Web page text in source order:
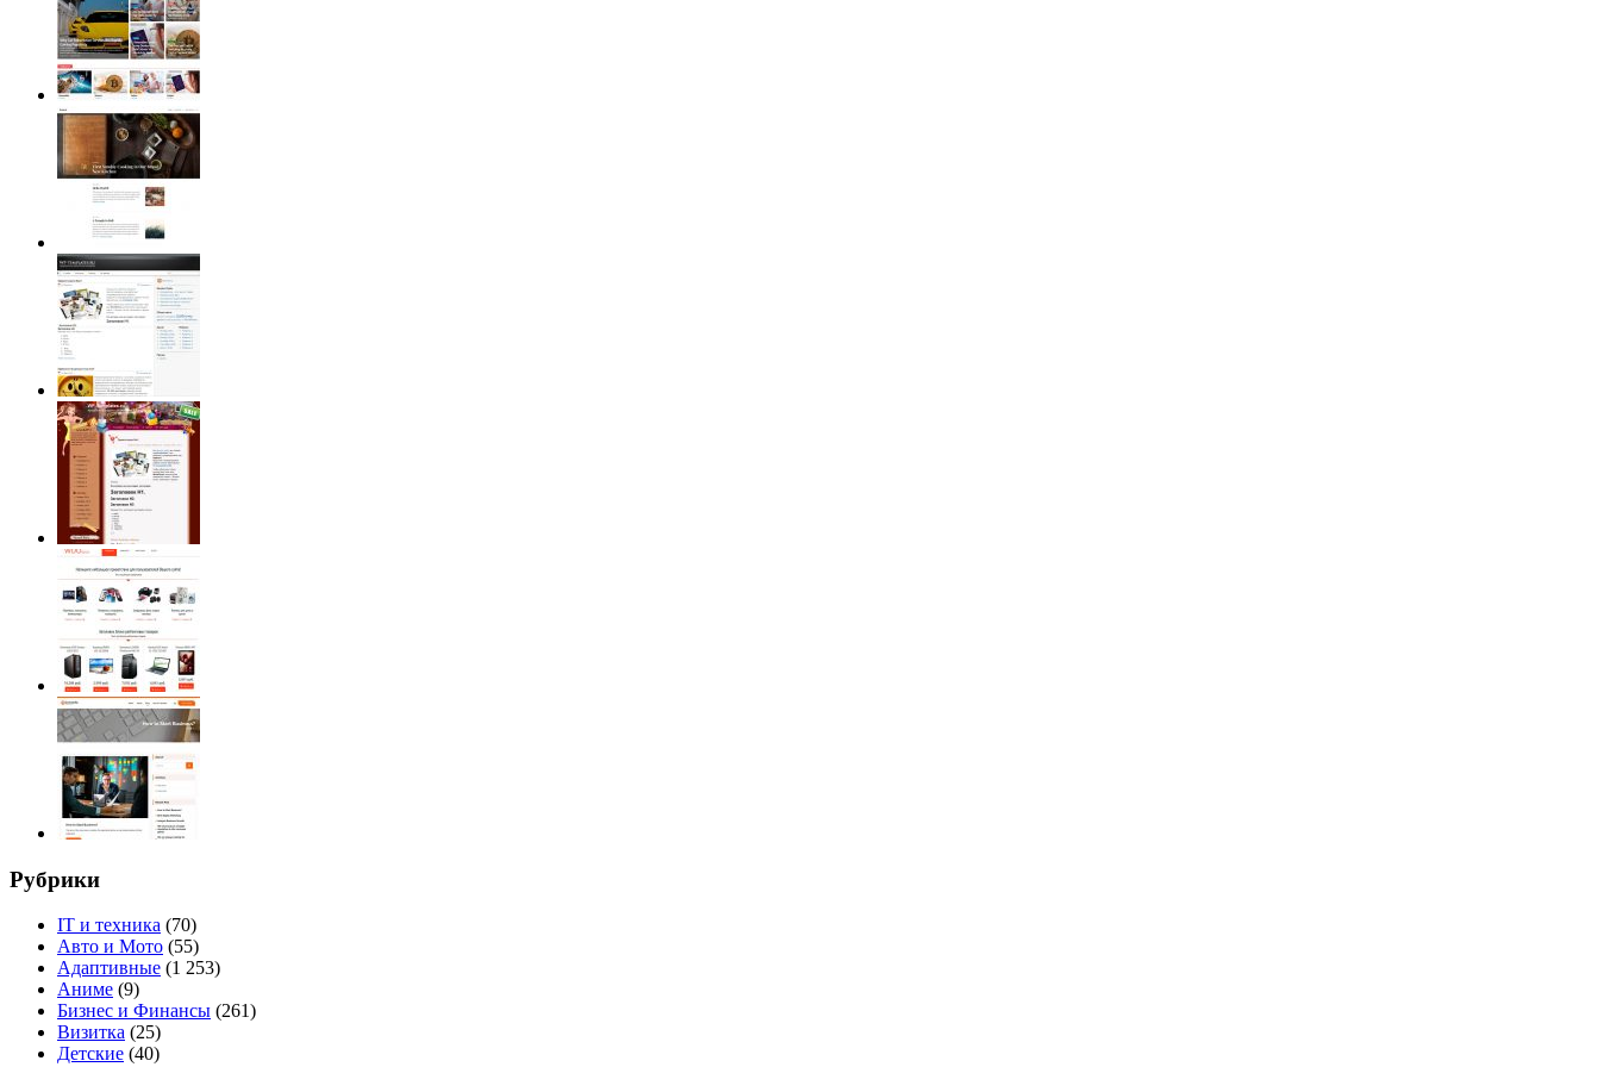
Рубрики
IT и техника (70)
Авто и Мото (55)
Адаптивные (1 253)
Аниме (9)
Бизнес и Финансы (261)
Визитка (25)
Детские (40)